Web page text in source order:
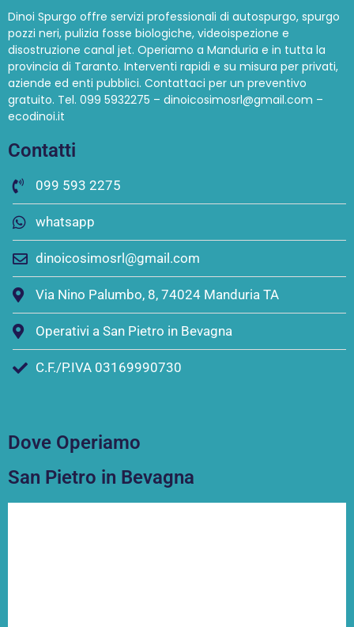
Dinoi Spurgo offre servizi professionali di autospurgo, spurgo
pozzi neri, pulizia fosse biologiche, videoispezione e
disostruzione canal jet. Operiamo a Manduria e in tutta la
provincia di Taranto. Interventi rapidi e su misura per privati,
aziende ed enti pubblici. Contattaci per un preventivo
gratuito. Tel. 099 5932275 – dinoicosimosrl@gmail.com –
ecodinoi.it
Contatti
099 593 2275
whatsapp
dinoicosimosrl@gmail.com
Via Nino Palumbo, 8, 74024 Manduria TA
Operativi a San Pietro in Bevagna
C.F./P.IVA 03169990730
Dove Operiamo
San Pietro in Bevagna